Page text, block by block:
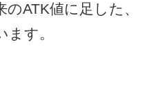
のATK値に足した、
す。